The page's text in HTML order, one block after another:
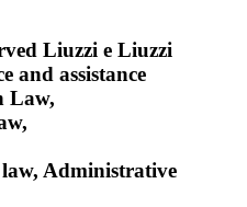
Liuzzi e Liuzzi
and assistance
Law,
Administrative